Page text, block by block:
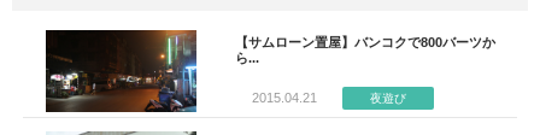
【サムローン置屋】バンコクで800バーツか
ら...
2015.04.21 夜遊び